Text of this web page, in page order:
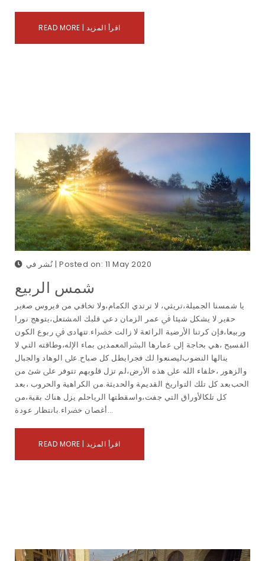
READ MORE | اقرأ المزيد
نُشر في | Posted on: 11 May 2020
ﺷﻤﺲ اﻟﺮﺑﻴﻊ
ﻳﺎ ﺷﻤﺴﻨﺎ اﻟﺠﻤﻴﻠﺔ،ﺗﺮﻳﺜﻲ، ﻻ ﺗﺮﺗﺪي اﻟﻜمام،وﻻ ﺗﺨﺎﻓﻲ ﻣﻦ ﻓيروس ﺻﻐير
ﺣﻘير.ﻻ ﻳﺸﻜﻞ ﺷﻴﺌﺎ ﰲ ﻋﻤﺮ اﻟﺰﻣﺎن دﻋﻲ ﻗﻠﺒﻚ اﳌﺸﺘﻌﻞ،ﻳﺘﻮﻫﺞ ﻧﻮرا
ورﺑﻴﻌﺎ،ﻓﺈن ﻛﺮﺗﻨﺎ اﻷرﺿﻴﺔ اﻟﺮاﺋﻌﺔ ﻻ زالت ﺧﴬاء.ﺗﺘﻬﺎدى ﰲ رﺑﻮع اﻟﻜﻮن
اﻟﻔﺴﻴﺢ ،ﻫﻲ ﺑﺤﺎﺟﺔ إﱃ ﻋمارﻫﺎ اﻟﺒﴩاﳌﻌﻤﺪﻳﻦ ﺑﻤﺎء اﻹﻟﻪ،وﻃﺎﻗﺘﻪ اﻟﺘﻲ ﻻ
ﻳﻨﺎﻟﻬﺎ اﻟﻨﻀﻮبﻟﻴﺼﻨﻌﻮا ﻟﻚ ﻓﺠﺮاﻳﻄﻞ ﻛﻞ ﺻﺒﺎح.ﻋﲆ اﻟﻮﻫﺎد واﻟﺠﺒﺎل
واﻟﺰﻫﻮر ،ﺧﻠﻔﺎء اﻟﻠﻪ ﻋﲆ ﻫﺬه اﻷرض،لم ﺗﺰل ﻗﻠﻮﺑﻬﻢ ﺗﺘﻮﻓﺮ ﻋﲆ ﺷﺊ ﻣﻦ
اﻟﺤﺐﺑﻌﺪ ﻛﻞ ﺗﻠﻚ اﻟﺘﻮارﻳﺦ اﻟﻘﺪيمﺔ واﻟﺤﺪﻳﺜﺔ.ﻣﻦ اﻟﻜﺮاﻫﻴﺔ واﻟﺤﺮوب ،ﺑﻌﺪ
ﻛﻞ ﺗﻠﻜﺎﻷوراق اﻟﺘﻲ ﺟﻔﺖ،واﺳﻘﻄﺘﻬﺎ اﻟﺮﻳﺎحلم ﻳﺰل ﻫﻨﺎك ﺑﻘﻴﺔ،ﻣﻦ
أﻏﺼﺎن ﺧﴬاء.ﺑﺎﻧﺘﻈﺎر ﻋﻮدة…
READ MORE | اقرأ المزيد